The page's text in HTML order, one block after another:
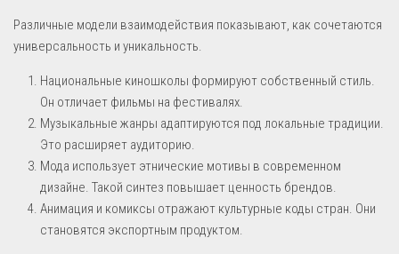
Различные модели взаимодействия показывают, как сочетаются
универсальность и уникальность.
Национальные киношколы формируют собственный стиль.
Он отличает фильмы на фестивалях.
Музыкальные жанры адаптируются под локальные традиции.
Это расширяет аудиторию.
Мода использует этнические мотивы в современном
дизайне. Такой синтез повышает ценность брендов.
Анимация и комиксы отражают культурные коды стран. Они
становятся экспортным продуктом.